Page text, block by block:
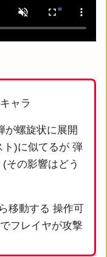
ャラ
が螺旋状に展開
ト)に似てるが 弾
その影響はどう
移動する 操作可
フレイヤが攻撃